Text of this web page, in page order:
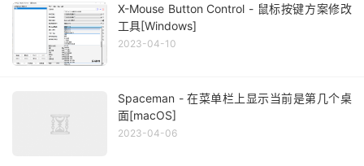
X-Mouse Button Control - 鼠标按键方案修改
工具[Windows]
2023-04-10
Spaceman - 在菜单栏上显示当前是第几个桌
面[macOS]
2023-04-06